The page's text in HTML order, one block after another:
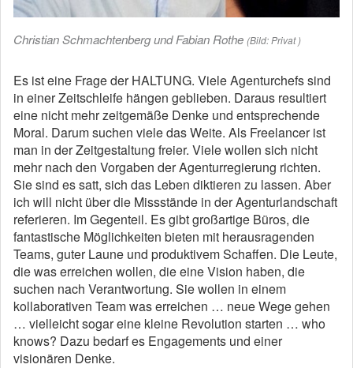
Christian Schmachtenberg und Fabian Rothe (Bild: Privat )
Es ist eine Frage der HALTUNG. Viele Agenturchefs sind
in einer Zeitschleife hängen geblieben. Daraus resultiert
eine nicht mehr zeitgemäße Denke und entsprechende
Moral. Darum suchen viele das Weite. Als Freelancer ist
man in der Zeitgestaltung freier. Viele wollen sich nicht
mehr nach den Vorgaben der Agenturregierung richten.
Sie sind es satt, sich das Leben diktieren zu lassen. Aber
ich will nicht über die Missstände in der Agenturlandschaft
referieren. Im Gegenteil. Es gibt großartige Büros, die
fantastische Möglichkeiten bieten mit herausragenden
Teams, guter Laune und produktivem Schaffen. Die Leute,
die was erreichen wollen, die eine Vision haben, die
suchen nach Verantwortung. Sie wollen in einem
kollaborativen Team was erreichen … neue Wege gehen
… vielleicht sogar eine kleine Revolution starten … who
knows? Dazu bedarf es Engagements und einer
visionären Denke.